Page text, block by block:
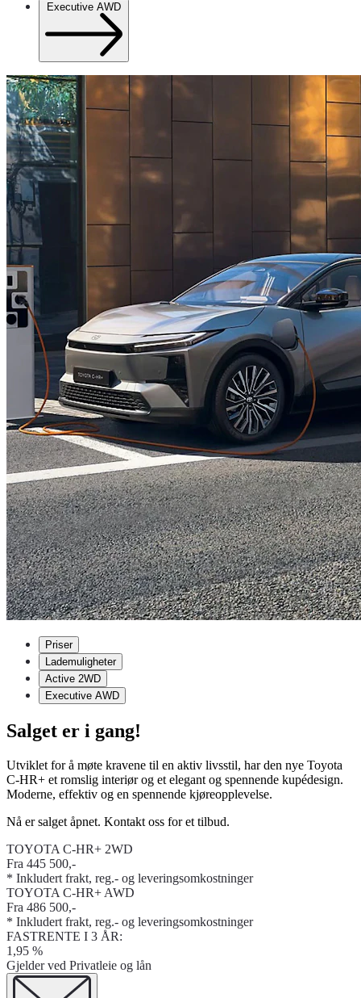
Executive AWD
Priser
Lademuligheter
Active 2WD
Executive AWD
Salget er i gang!
Utviklet for å møte kravene til en aktiv livsstil, har den nye Toyota
C-HR+ et romslig interiør og et elegant og spennende kupédesign.
Moderne, effektiv og en spennende kjøreopplevelse.
Nå er salget åpnet. Kontakt oss for et tilbud.
TOYOTA C-HR+ 2WD
Fra 445 500,-
* Inkludert frakt, reg.- og leveringsomkostninger
TOYOTA C-HR+ AWD
Fra 486 500,-
* Inkludert frakt, reg.- og leveringsomkostninger
FASTRENTE I 3 ÅR:
1,95 %
Gjelder ved Privatleie og lån